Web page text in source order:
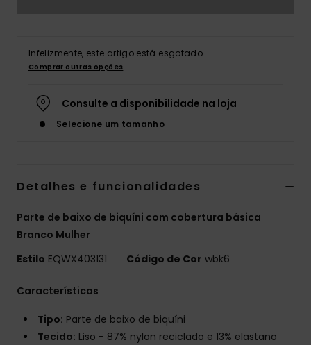
Infelizmente, este artigo está esgotado.
Comprar outras opções
Consulte a disponibilidade na loja
Selecione um tamanho
Detalhes e funcionalidades
Parte de baixo de biquíni com cobertura básica
Branco Mulher
Estilo EQWX403131 Código de Cor wbk6
Características
Tipo: Parte de baixo de biquíni
Tecido: Liso - 87% nylon reciclado e 13% elastano